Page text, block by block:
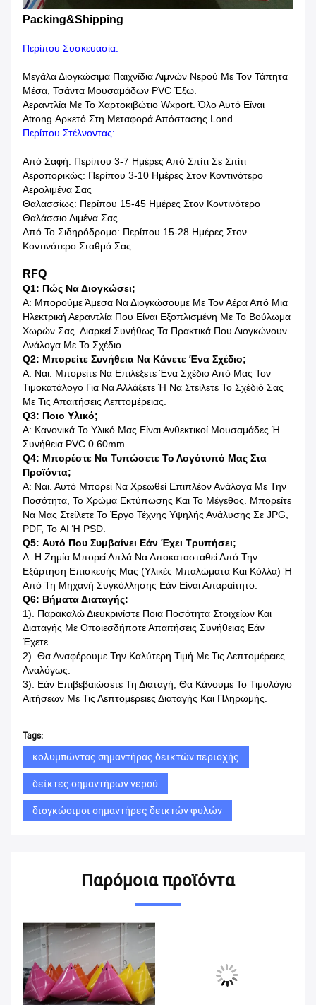
Packing&Shipping
Περίπου Συσκευασία:
Μεγάλα Διογκώσιμα Παιχνίδια Λιμνών Νερού Με Τον Τάπητα
Μέσα, Τσάντα Μουσαμάδων PVC Έξω.
Αεραντλία Με Το Χαρτοκιβώτιο Wxport. Όλο Αυτό Είναι
Atrong Αρκετό Στη Μεταφορά Απόστασης Lond.
Περίπου Στέλνοντας:
Από Σαφή: Περίπου 3-7 Ημέρες Από Σπίτι Σε Σπίτι
Αεροπορικώς: Περίπου 3-10 Ημέρες Στον Κοντινότερο
Αερολιμένα Σας
Θαλασσίως: Περίπου 15-45 Ημέρες Στον Κοντινότερο
Θαλάσσιο Λιμένα Σας
Από Το Σιδηρόδρομο: Περίπου 15-28 Ημέρες Στον
Κοντινότερο Σταθμό Σας
RFQ
Q1: Πώς Να Διογκώσει;
Α: Μπορούμε Άμεσα Να Διογκώσουμε Με Τον Αέρα Από Μια
Ηλεκτρική Αεραντλία Που Είναι Εξοπλισμένη Με Το Βούλωμα
Χωρών Σας. Διαρκεί Συνήθως Τα Πρακτικά Που Διογκώνουν
Ανάλογα Με Το Σχέδιο.
Q2: Μπορείτε Συνήθεια Να Κάνετε Ένα Σχέδιο;
Α: Ναι. Μπορείτε Να Επιλέξετε Ένα Σχέδιο Από Μας Τον
Τιμοκατάλογο Για Να Αλλάξετε Ή Να Στείλετε Το Σχέδιό Σας
Με Τις Απαιτήσεις Λεπτομέρειας.
Q3: Ποιο Υλικό;
Α: Κανονικά Το Υλικό Μας Είναι Ανθεκτικοί Μουσαμάδες Ή
Συνήθεια PVC 0.60mm.
Q4: Μπορέστε Να Τυπώσετε Το Λογότυπό Μας Στα
Προϊόντα;
Α: Ναι. Αυτό Μπορεί Να Χρεωθεί Επιπλέον Ανάλογα Με Την
Ποσότητα, Το Χρώμα Εκτύπωσης Και Το Μέγεθος. Μπορείτε
Να Μας Στείλετε Το Έργο Τέχνης Υψηλής Ανάλυσης Σε JPG,
PDF, Το AI Ή PSD.
Q5: Αυτό Που Συμβαίνει Εάν Έχει Τρυπήσει;
Α: Η Ζημία Μπορεί Απλά Να Αποκατασταθεί Από Την
Εξάρτηση Επισκευής Μας (υλικές Μπαλώματα Και Κόλλα) Ή
Από Τη Μηχανή Συγκόλλησης Εάν Είναι Απαραίτητο.
Q6: Βήματα Διαταγής:
1). Παρακαλώ Διευκρινίστε Ποια Ποσότητα Στοιχείων Και
Διαταγής Με Οποιεσδήποτε Απαιτήσεις Συνήθειας Εάν
Έχετε.
2). Θα Αναφέρουμε Την Καλύτερη Τιμή Με Τις Λεπτομέρειες
Αναλόγως.
3). Εάν Επιβεβαιώσετε Τη Διαταγή, Θα Κάνουμε Το Τιμολόγιο
Αιτήσεων Με Τις Λεπτομέρειες Διαταγής Και Πληρωμής.
Tags:
κολυμπώντας σημαντήρας δεικτών περιοχής
δείκτες σημαντήρων νερού
διογκώσιμοι σημαντήρες δεικτών φυλών
Παρόμοια προϊόντα